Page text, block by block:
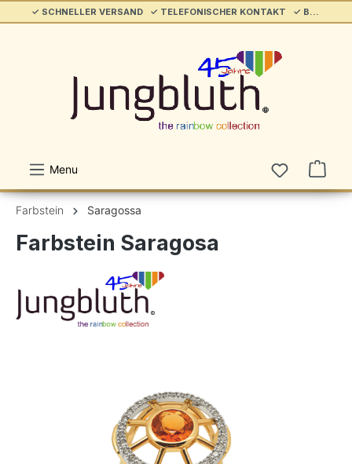
springen ✓ SCHNELLER VERSAND ✓ TELEFONISCHER KONTAKT ✓ BELIEBT & ETABLIERT ✓ SERVICE/HILFE
Menu
Farbstein Saragossa
Farbstein Saragosa